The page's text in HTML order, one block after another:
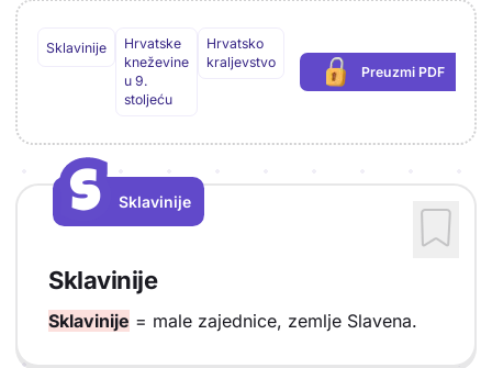
Sklavinije
Hrvatske
kneževine
u 9.
stoljeću
Hrvatsko
kraljevstvo
Preuzmi PDF
(potrebna
S
S
Sklavinije
Sklavinije
Sklavinije = male zajednice, zemlje Slavena.